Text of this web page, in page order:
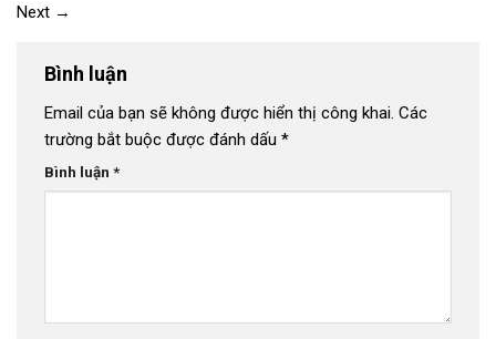
Next →
Bình luận
Email của bạn sẽ không được hiển thị công khai. Các
trường bắt buộc được đánh dấu *
Bình luận *